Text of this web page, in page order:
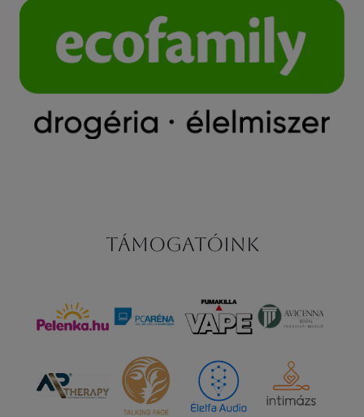
Támogatóink